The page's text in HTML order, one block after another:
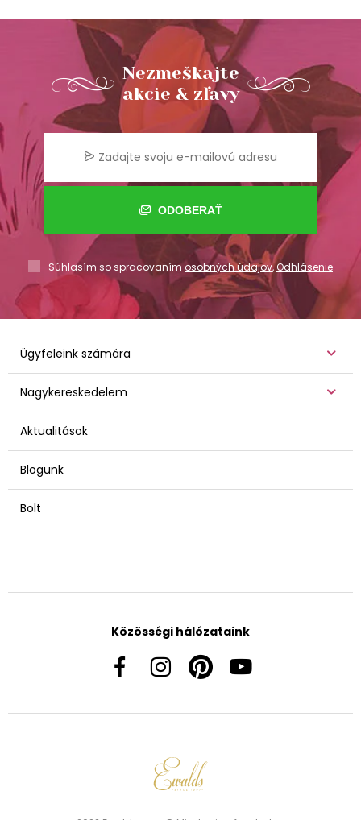
Nezmeškajte
akcie & zľavy
ODOBERAŤ
Súhlasím so spracovaním osobných údajov,Odhlásenie
Ügyfeleink számára
Nagykereskedelem
Aktualitások
Blogunk
Bolt
Közösségi hálózataink